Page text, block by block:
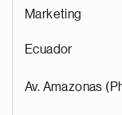
Marketing
Ecuador
Av. Amazonas